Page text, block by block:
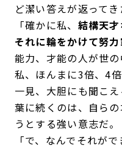
ど潔い答えが返ってき
「確かに私、 結構天才
それに輪をかけて努力
能力、才能の人が世
私、ほんまに3倍、4
一見、大胆にも聞こ
葉に続くのは、自ら
うとする強い意志だ。
「で、なんでそれが